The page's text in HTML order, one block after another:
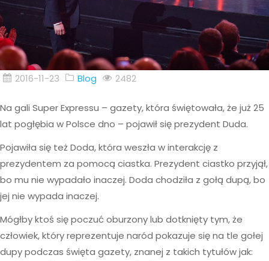
2016-11-23 Blog 2482
Na gali Super Expressu – gazety, która świętowała, że już 25
lat pogłębia w Polsce dno – pojawił się prezydent Duda.
Pojawiła się też Doda, która weszła w interakcję z
prezydentem za pomocą ciastka. Prezydent ciastko przyjął,
bo mu nie wypadało inaczej. Doda chodziła z gołą dupą, bo
jej nie wypada inaczej.
Mógłby ktoś się poczuć oburzony lub dotknięty tym, że
człowiek, który reprezentuje naród pokazuje się na tle gołej
dupy podczas święta gazety, znanej z takich tytułów jak: